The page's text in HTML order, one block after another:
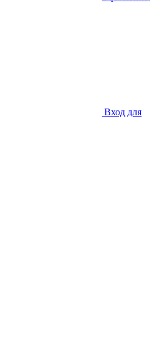
Вход для